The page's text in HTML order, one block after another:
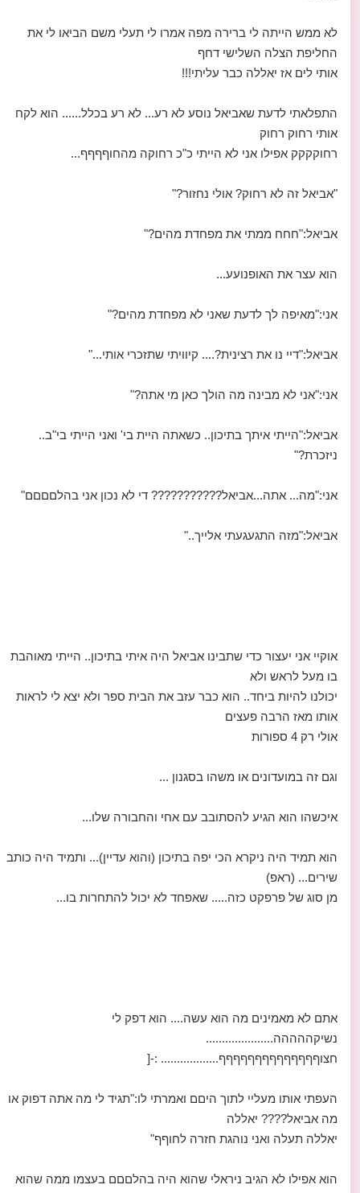
לא ממש הייתה לי ברירה מפה אמרו לי תעלי משם הביאו לי את
החליפת הצלה השלישי דחף
אותי לים אז יאללה כבר עליתי!!!
התפלאתי לדעת שאביאל נוסע לא רע... לא רע בכלל...... הוא לקח
אותי רחוק רחוק
רחוקקקק אפילו אני לא הייתי כ"כ רחוקה מהחוףףףף...
"אביאל זה לא רחוק? אולי נחזור?"
אביאל:"חחח ממתי את מפחדת מהים?"
הוא עצר את האופנועע...
אני:"מאיפה לך לדעת שאני לא מפחדת מהים?"
אביאל:"דיי נו את רצינית?.... קיוויתי שתזכרי אותי..."
אני:"אני לא מבינה מה הולך כאן מי אתה?"
אביאל:"הייתי איתך בתיכון.. כשאתה היית בי' ואני הייתי בי"ב..
ניזכרת?"
אני:"מה... אתה...אביאל??????????? די לא נכון אני בהלםםםם"
אביאל:"מזה התגעגעתי אלייך.."
אוקיי אני יעצור כדי שתבינו אביאל היה איתי בתיכון.. הייתי מאוהבת
בו מעל לראש ולא
יכולנו להיות ביחד.. הוא כבר עזב את הבית ספר ולא יצא לי לראות
אותו מאז הרבה פעצים
אולי רק 4 ספורות
וגם זה במועדונים או משהו בסגנון ...
איכשהו הוא הגיע להסתובב עם אחי והחבורה שלו...
הוא תמיד היה ניקרא הכי יפה בתיכון (והוא עדיין)... ותמיד היה כותב
שירים... (ראפ)
מן סוג של פרפקט כזה..... שאפחד לא יכול להתחרות בו...
אתם לא מאמינים מה הוא עשה.... הוא דפק לי
נשיקההההה.....................
חצוףףףףףףףףףףףףףף.................. :-[
העפתי אותו מעליי לתוך היםם ואמרתי לו:"תגיד לי מה אתה דפוק או
מה אביאל???? יאללה
יאללה תעלה ואני נוהגת חזרה לחוףף"
הוא אפילו לא הגיב ניראלי שהוא היה בהלםםם בעצמו ממה שהוא